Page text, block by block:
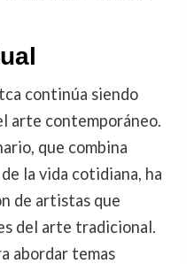
continúa siendo
arte contemporáneo.
que combina
la vida cotidiana, ha
de artistas que
del arte tradicional.
abordar temas